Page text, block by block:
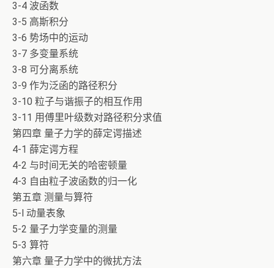
3-4 波函数
3-5 高斯积分
3-6 势场中的运动
3-7 多变量系统
3-8 可分离系统
3-9 作为泛函的路径积分
3-10 粒子与谐振子的相互作用
3-11 用傅里叶级数对路径积分求值
第四章 量子力学的薛定谔描述
4-1 薛定谔方程
4-2 与时间无关的哈密顿量
4-3 自由粒子波函数的归一化
第五章 测量与算符
5-l 动量表象
5-2 量子力学变量的测量
5-3 算符
第六章 量子力学中的微扰方法